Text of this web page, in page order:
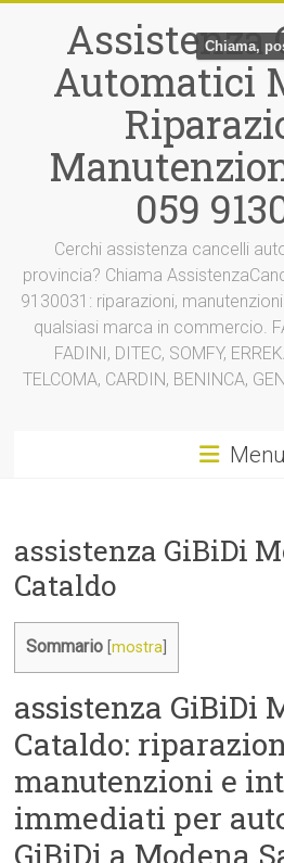
contenutoAssistenza
Automatici
059
Cerchi assistenza cancelli
provincia? Chiama
9130031: riparazioni,
qualsiasi marca in commercio.
FADINI, DITEC, SOMFY,
TELCOMA, CARDIN, BENINCA,
Menu
assistenza GiBiDi
Cataldo
Sommario [mostra
assistenza GiBiDi
Cataldo:
manutenzioni e
immediati per
Chiama,